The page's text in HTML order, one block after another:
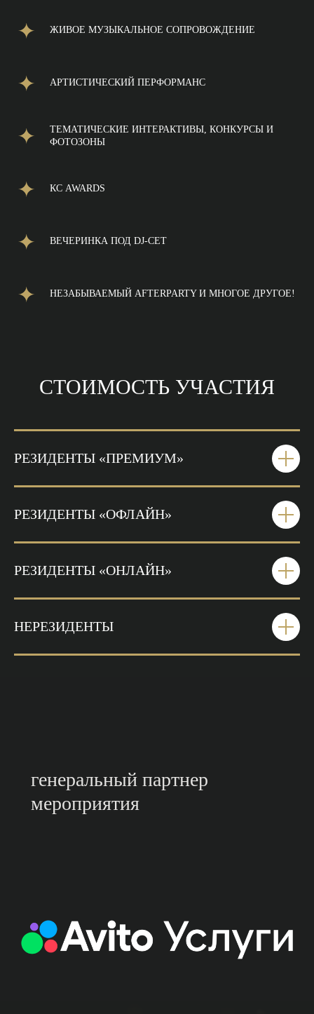
ЖИВОЕ МУЗЫКАЛЬНОЕ СОПРОВОЖДЕНИЕ
АРТИСТИЧЕСКИЙ ПЕРФОРМАНС
ТЕМАТИЧЕСКИЕ ИНТЕРАКТИВЫ, КОНКУРСЫ И
ФОТОЗОНЫ
КС AWARDS
ВЕЧЕРИНКА ПОД DJ-СЕТ
НЕЗАБЫВАЕМЫЙ AFTERPARTY И МНОГОЕ ДРУГОЕ!
СТОИМОСТЬ УЧАСТИЯ
РЕЗИДЕНТЫ «ПРЕМИУМ»
РЕЗИДЕНТЫ «ОФЛАЙН»
РЕЗИДЕНТЫ «ОНЛАЙН»
НЕРЕЗИДЕНТЫ
генеральный партнер
мероприятия